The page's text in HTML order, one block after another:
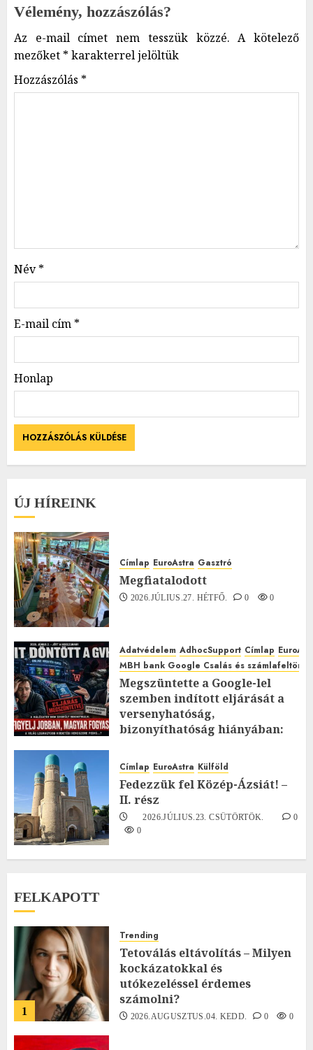
Vélemény, hozzászólás?
Az e-mail címet nem tesszük közzé. A kötelező
mezőket * karakterrel jelöltük
Hozzászólás *
Név*
E-mail cím *
Honlap
ÚJ HÍREINK
Címlap EuroAstra Gasztró
Megfiatalodott
2026.JÚLIUS.27. HÉTFŐ. 0 0
Adatvédelem AdhocSupport Címlap
MBH bank Google Csalás és
Megszüntette a Google-lel
szemben indított eljárását a
versenyhatóság,
bizonyíthatóság hiányában:
2026.JÚLIUS.23. CSÜTÖRTÖK.
0
Címlap EuroAstra Külföld
Fedezzük fel Közép-Ázsiát! –
II. rész
2026.JÚLIUS.23. CSÜTÖRTÖK.
0
0
FELKAPOTT
1
Trending
Tetoválás eltávolítás – Milyen
kockázatokkal és
utókezeléssel érdemes
számolni?
2026.AUGUSZTUS.04. KEDD. 0 0